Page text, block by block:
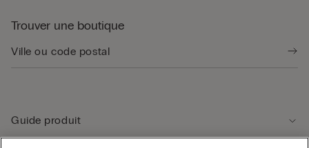
Trouver une boutique
Guide produit